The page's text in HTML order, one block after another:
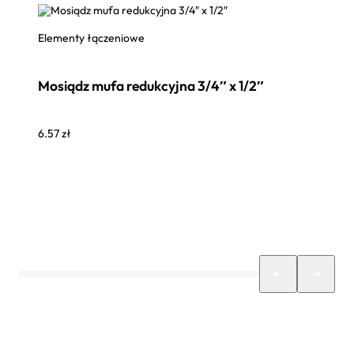
Elementy łączeniowe
Mosiądz mufa redukcyjna 3/4″ x 1/2″
6.57zł